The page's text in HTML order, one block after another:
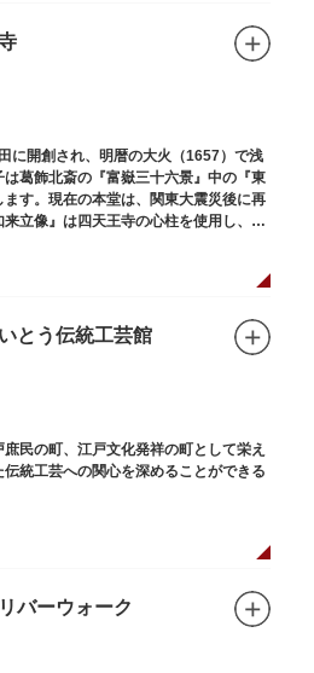
に開創され、明暦の大火（1657）で浅
葛飾北斎の『富嶽三十六景』中の『東
す。現在の本堂は、関東大震災後に再
立像』は四天王寺の心柱を使用し、嘉
す。また、梵鐘は寛永7年（1630）以
梵鐘の中では有数の風格を誇り、毎年
とう伝統工芸館
民の町、江戸文化発祥の町として栄え
統工芸への関心を深めることができる
バーウォーク